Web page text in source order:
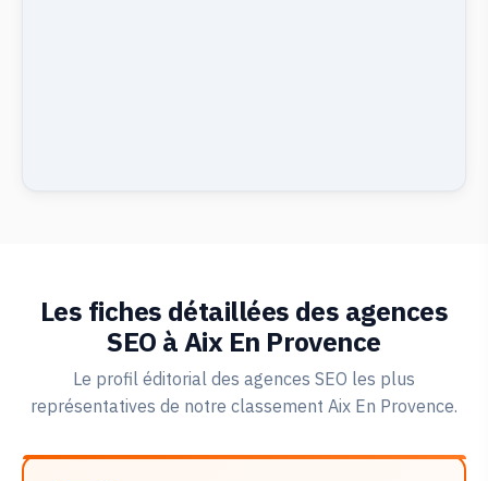
Les fiches détaillées des agences
SEO à Aix En Provence
Le profil éditorial des agences SEO les plus
représentatives de notre classement Aix En Provence.